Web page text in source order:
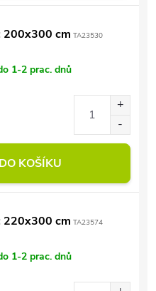
200x300 cm TA23530
1-2 prac. dnů
KOŠÍKU
220x300 cm TA23574
1-2 prac. dnů